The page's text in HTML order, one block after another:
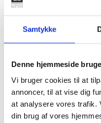
Samtykke
Denne hjemmeside
Vi bruger cookies til at
annoncer, til at vise dig
at analysere vores trafik.
din brug af vores
Bent Madsen / Anni
Kontakt
Tlf: